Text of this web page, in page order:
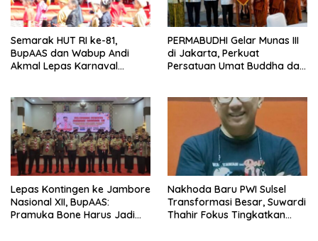
Semarak HUT RI ke-81,
BupAAS dan Wabup Andi
Akmal Lepas Karnaval
PERMABUDHI Gelar Munas III
di Jakarta, Perkuat
Persatuan Umat Buddha dan
Lepas Kontingen ke Jambore
Nasional XII, BupAAS:
Pramuka Bone Harus Jadi
Nakhoda Baru PWI Sulsel
Transformasi Besar, Suwardi
Thahir Fokus Tingkatkan